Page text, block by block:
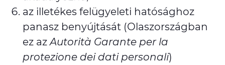
az illetékes felügyeleti hatósághoz
panasz benyújtását (Olaszországban
ez azAutorità Garante per la
protezione dei dati personali)